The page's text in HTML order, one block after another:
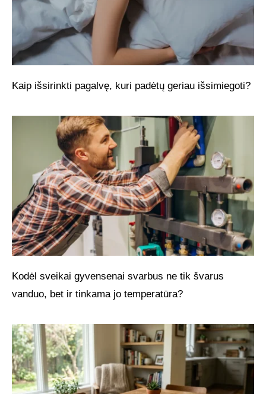
Kaip išsirinkti pagalvę, kuri padėtų geriau išsimiegoti?
Kodėl sveikai gyvensenai svarbus ne tik švarus
vanduo, bet ir tinkama jo temperatūra?